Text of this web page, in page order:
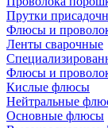
Прутки
Флюсы и
Ленты сварочные
Флюсы и
Кислые флюсы
Нейтральные
Основные флюсы